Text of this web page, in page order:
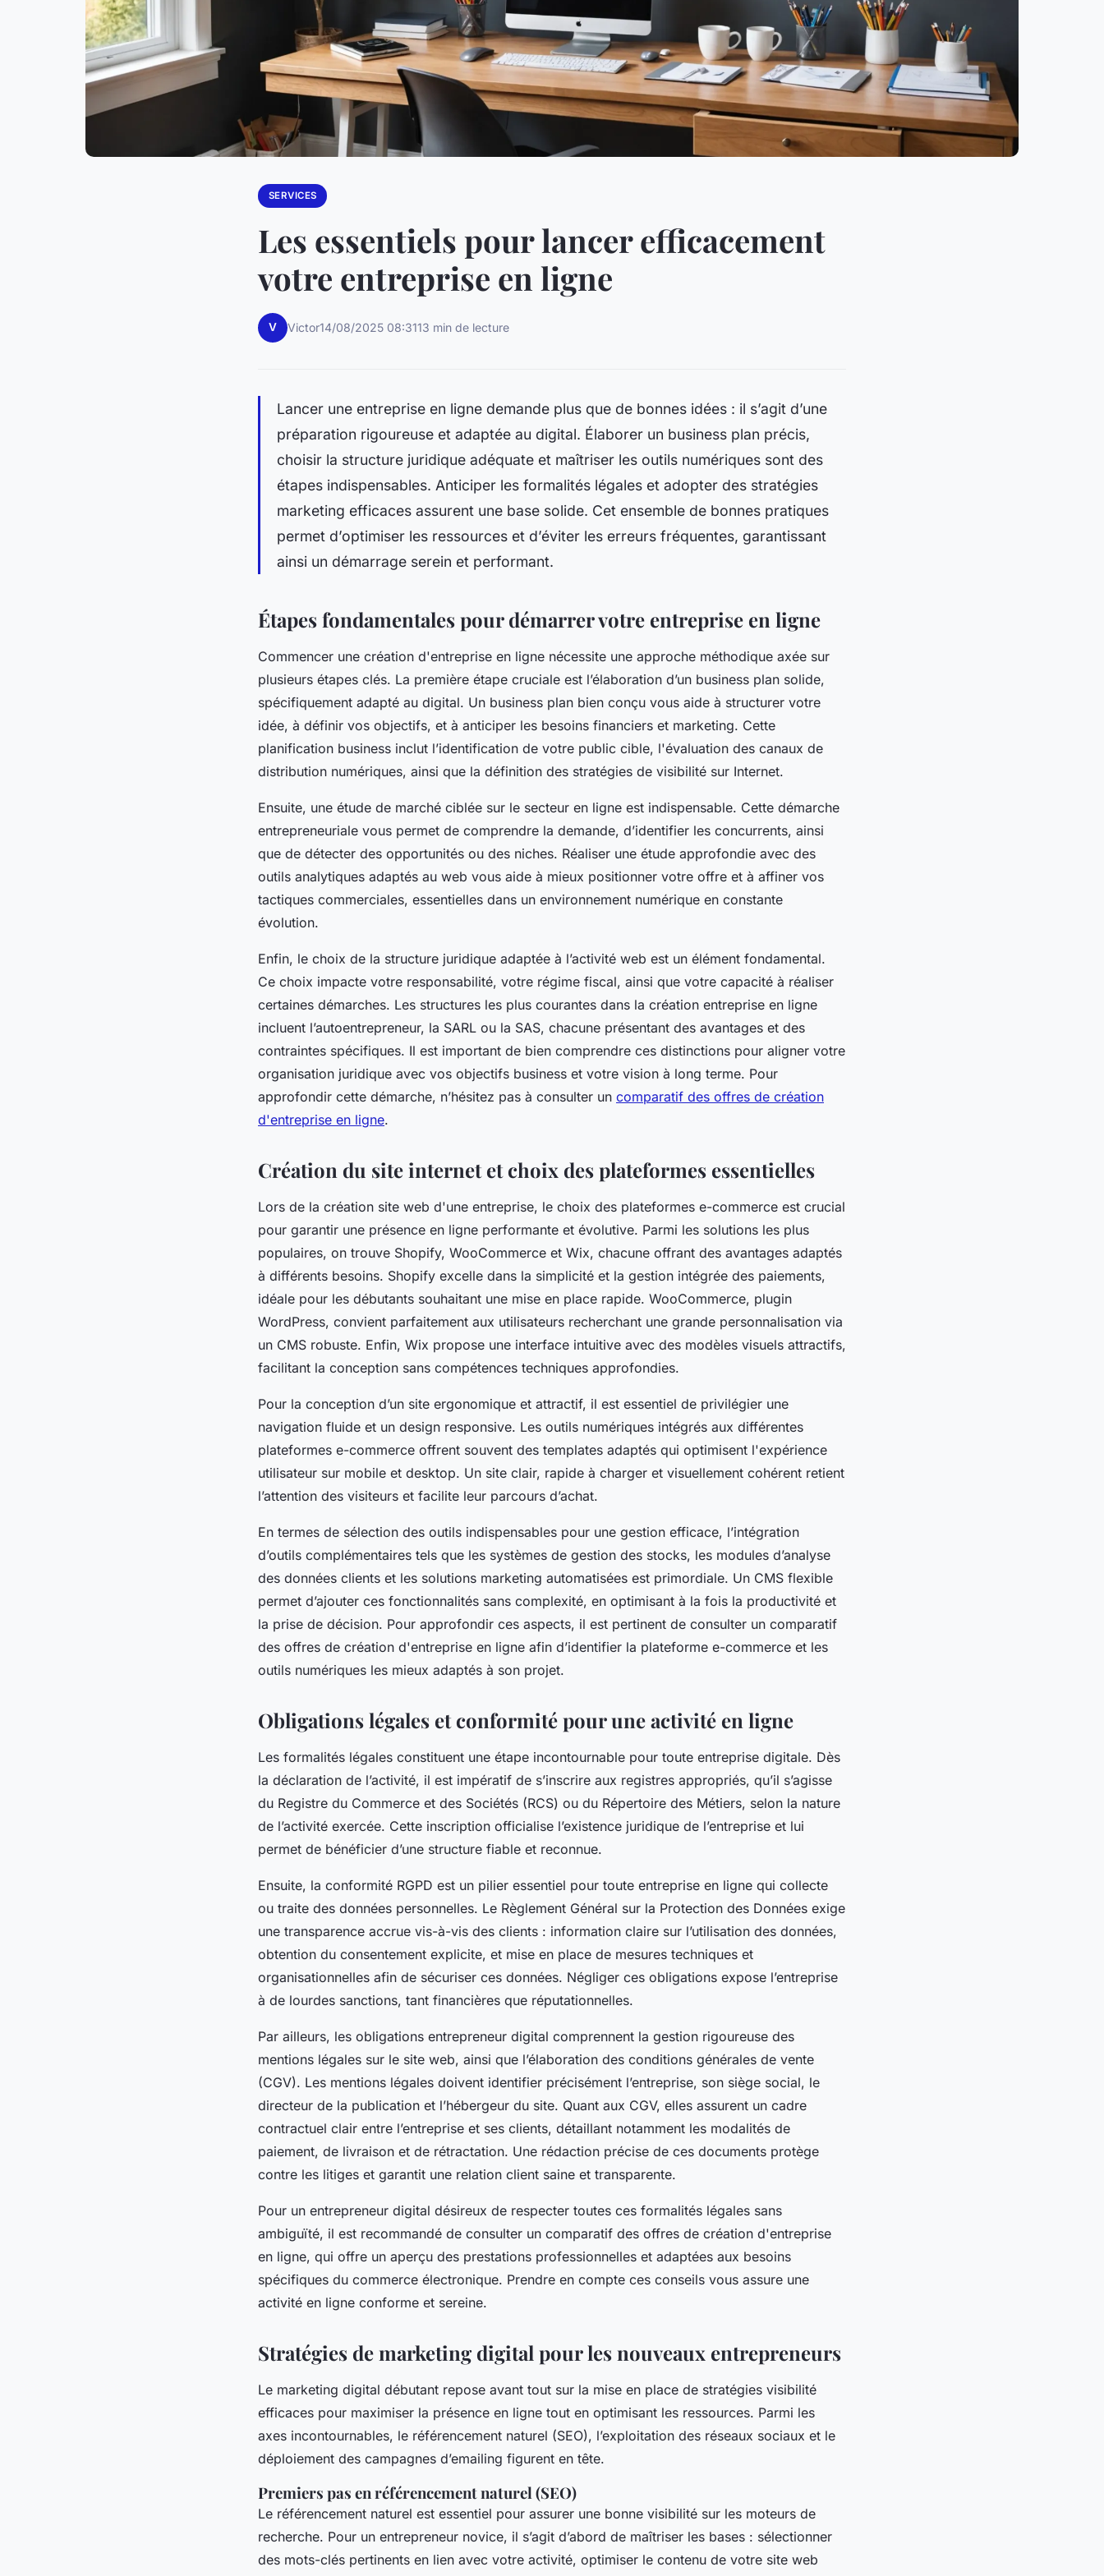
SERVICES
Les essentiels pour lancer efficacement
votre entreprise en ligne
V Victor14/08/2025 08:3113 min de lecture
Lancer une entreprise en ligne demande plus que de bonnes idées : il s’agit d’une
préparation rigoureuse et adaptée au digital. Élaborer un business plan précis,
choisir la structure juridique adéquate et maîtriser les outils numériques sont des
étapes indispensables. Anticiper les formalités légales et adopter des stratégies
marketing efficaces assurent une base solide. Cet ensemble de bonnes pratiques
permet d’optimiser les ressources et d’éviter les erreurs fréquentes, garantissant
ainsi un démarrage serein et performant.
Étapes fondamentales pour démarrer votre entreprise en ligne
Commencer une création d'entreprise en ligne nécessite une approche méthodique axée sur
plusieurs étapes clés. La première étape cruciale est l’élaboration d’un business plan solide,
spécifiquement adapté au digital. Un business plan bien conçu vous aide à structurer votre
idée, à définir vos objectifs, et à anticiper les besoins financiers et marketing. Cette
planification business inclut l’identification de votre public cible, l'évaluation des canaux de
distribution numériques, ainsi que la définition des stratégies de visibilité sur Internet.
Ensuite, une étude de marché ciblée sur le secteur en ligne est indispensable. Cette démarche
entrepreneuriale vous permet de comprendre la demande, d’identifier les concurrents, ainsi
que de détecter des opportunités ou des niches. Réaliser une étude approfondie avec des
outils analytiques adaptés au web vous aide à mieux positionner votre offre et à affiner vos
tactiques commerciales, essentielles dans un environnement numérique en constante
évolution.
Enfin, le choix de la structure juridique adaptée à l’activité web est un élément fondamental.
Ce choix impacte votre responsabilité, votre régime fiscal, ainsi que votre capacité à réaliser
certaines démarches. Les structures les plus courantes dans la création entreprise en ligne
incluent l’autoentrepreneur, la SARL ou la SAS, chacune présentant des avantages et des
contraintes spécifiques. Il est important de bien comprendre ces distinctions pour aligner votre
organisation juridique avec vos objectifs business et votre vision à long terme. Pour
approfondir cette démarche, n’hésitez pas à consulter un comparatif des offres de création
d'entreprise en ligne.
Création du site internet et choix des plateformes essentielles
Lors de la création site web d'une entreprise, le choix des plateformes e-commerce est crucial
pour garantir une présence en ligne performante et évolutive. Parmi les solutions les plus
populaires, on trouve Shopify, WooCommerce et Wix, chacune offrant des avantages adaptés
à différents besoins. Shopify excelle dans la simplicité et la gestion intégrée des paiements,
idéale pour les débutants souhaitant une mise en place rapide. WooCommerce, plugin
WordPress, convient parfaitement aux utilisateurs recherchant une grande personnalisation via
un CMS robuste. Enfin, Wix propose une interface intuitive avec des modèles visuels attractifs,
facilitant la conception sans compétences techniques approfondies.
Pour la conception d’un site ergonomique et attractif, il est essentiel de privilégier une
navigation fluide et un design responsive. Les outils numériques intégrés aux différentes
plateformes e-commerce offrent souvent des templates adaptés qui optimisent l'expérience
utilisateur sur mobile et desktop. Un site clair, rapide à charger et visuellement cohérent retient
l’attention des visiteurs et facilite leur parcours d’achat.
En termes de sélection des outils indispensables pour une gestion efficace, l’intégration
d’outils complémentaires tels que les systèmes de gestion des stocks, les modules d’analyse
des données clients et les solutions marketing automatisées est primordiale. Un CMS flexible
permet d’ajouter ces fonctionnalités sans complexité, en optimisant à la fois la productivité et
la prise de décision. Pour approfondir ces aspects, il est pertinent de consulter un comparatif
des offres de création d'entreprise en ligne afin d’identifier la plateforme e-commerce et les
outils numériques les mieux adaptés à son projet.
Obligations légales et conformité pour une activité en ligne
Les formalités légales constituent une étape incontournable pour toute entreprise digitale. Dès
la déclaration de l’activité, il est impératif de s’inscrire aux registres appropriés, qu’il s’agisse
du Registre du Commerce et des Sociétés (RCS) ou du Répertoire des Métiers, selon la nature
de l’activité exercée. Cette inscription officialise l’existence juridique de l’entreprise et lui
permet de bénéficier d’une structure fiable et reconnue.
Ensuite, la conformité RGPD est un pilier essentiel pour toute entreprise en ligne qui collecte
ou traite des données personnelles. Le Règlement Général sur la Protection des Données exige
une transparence accrue vis-à-vis des clients : information claire sur l’utilisation des données,
obtention du consentement explicite, et mise en place de mesures techniques et
organisationnelles afin de sécuriser ces données. Négliger ces obligations expose l’entreprise
à de lourdes sanctions, tant financières que réputationnelles.
Par ailleurs, les obligations entrepreneur digital comprennent la gestion rigoureuse des
mentions légales sur le site web, ainsi que l’élaboration des conditions générales de vente
(CGV). Les mentions légales doivent identifier précisément l’entreprise, son siège social, le
directeur de la publication et l’hébergeur du site. Quant aux CGV, elles assurent un cadre
contractuel clair entre l’entreprise et ses clients, détaillant notamment les modalités de
paiement, de livraison et de rétractation. Une rédaction précise de ces documents protège
contre les litiges et garantit une relation client saine et transparente.
Pour un entrepreneur digital désireux de respecter toutes ces formalités légales sans
ambiguïté, il est recommandé de consulter un comparatif des offres de création d'entreprise
en ligne, qui offre un aperçu des prestations professionnelles et adaptées aux besoins
spécifiques du commerce électronique. Prendre en compte ces conseils vous assure une
activité en ligne conforme et sereine.
Stratégies de marketing digital pour les nouveaux entrepreneurs
Le marketing digital débutant repose avant tout sur la mise en place de stratégies visibilité
efficaces pour maximiser la présence en ligne tout en optimisant les ressources. Parmi les
axes incontournables, le référencement naturel (SEO), l’exploitation des réseaux sociaux et le
déploiement des campagnes d’emailing figurent en tête.
Premiers pas en référencement naturel (SEO)
Le référencement naturel est essentiel pour assurer une bonne visibilité sur les moteurs de
recherche. Pour un entrepreneur novice, il s’agit d’abord de maîtriser les bases : sélectionner
des mots-clés pertinents en lien avec votre activité, optimiser le contenu de votre site web